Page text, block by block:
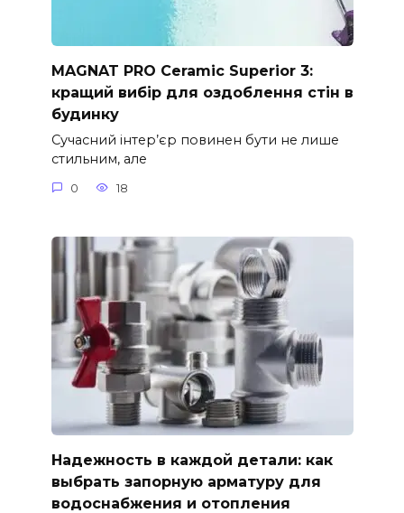
MAGNAT PRO Ceramic Superior 3:
кращий вибір для оздоблення стін в
будинку
Сучасний інтер’єр повинен бути не лише
стильним, але
0 18
Надежность в каждой детали: как
выбрать запорную арматуру для
водоснабжения и отопления